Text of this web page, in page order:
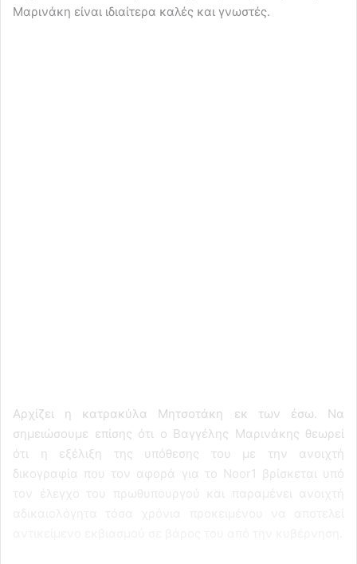
Μαρινάκη είναι ιδιαίτερα καλές και γνωστές.
Αρχίζει η κατρακύλα Μητσοτάκη εκ των έσω. Να
σημειώσουμε επίσης ότι ο Βαγγέλης Μαρινάκης θεωρεί
ότι η εξέλιξη της υπόθεσης του με την ανοιχτή
δικογραφία που τον αφορά για το Noor1 βρίσκεται υπό
τον έλεγχο του πρωθυπουργού και παραμένει ανοιχτή